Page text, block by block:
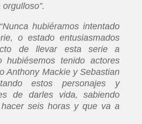
“Nunca hubiéramos intentado
o estado entusiasmados
de llevar esta serie a
hubiésemos tenido actores
Anthony Mackie y Sebastian
estos personajes y
de darles vida, sabiendo
seis horas y que va a